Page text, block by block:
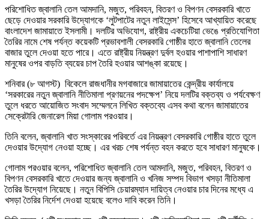
পরিশোধিত জ্বালানি তেল আমদানি, মজুত, পরিবহন, বিতরণ ও বিপণন বেসরকারি খাতে
ছেড়ে দেওয়ার সরকারি উদ্যোগকে ‘লুটপাটের নতুন লাইসেন্স’ হিসেবে আখ্যায়িত করেছে
বাংলাদেশ জামায়াতে ইসলামী। দলটির অভিযোগ, রাষ্ট্রীয় একচেটিয়া ভেঙে প্রতিযোগিতা
তৈরির নামে শেষ পর্যন্ত কয়েকটি প্রভাবশালী বেসরকারি গোষ্ঠীর হাতে জ্বালানি তেলের
বাজার তুলে দেওয়া হতে পারে। এতে রাষ্ট্রীয় নিয়ন্ত্রণ দুর্বল হওয়ার পাশাপাশি সাধারণ
মানুষের ওপর বাড়তি ব্যয়ের চাপ তৈরি হওয়ার আশঙ্কা রয়েছে।
শনিবার (৮ আগস্ট) বিকেলে রাজধানীর মগবাজারে জামায়াতের কেন্দ্রীয় কার্যালয়ে
‘সরকারের নতুন জ্বালানি নীতিমালা প্রণয়নের পদক্ষেপ’ নিয়ে দলটির বক্তব্য ও পর্যবেক্ষণ
তুলে ধরতে আয়োজিত সংবাদ সম্মেলনে লিখিত বক্তব্যে এসব কথা বলেন জামায়াতের
সেক্রেটারি জেনারেল মিয়া গোলাম পরওয়ার।
তিনি বলেন, জ্বালানি খাত সংস্কারের পরিবর্তে এর নিয়ন্ত্রণ বেসরকারি গোষ্ঠীর হাতে তুলে
দেওয়ার উদ্যোগ নেওয়া হচ্ছে। এর খরচ শেষ পর্যন্ত বহন করতে হবে সাধারণ মানুষকে।
গোলাম পরওয়ার বলেন, পরিশোধিত জ্বালানি তেল আমদানি, মজুত, পরিবহন, বিতরণ ও
বিপণন বেসরকারি খাতে দেওয়ার জন্য জ্বালানি ও খনিজ সম্পদ বিভাগ খসড়া নীতিমালা
তৈরির উদ্যোগ নিয়েছে। নতুন বিপিসি চেয়ারম্যান দায়িত্ব নেওয়ার চার দিনের মধ্যে এ
খসড়া তৈরির নির্দেশ দেওয়া হয়েছে বলেও দাবি করেন তিনি।